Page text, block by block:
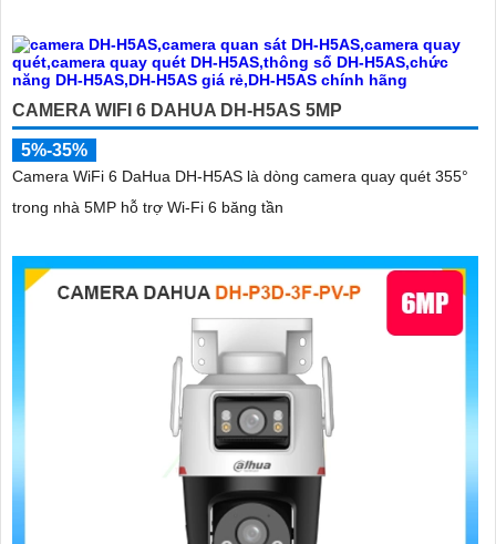
CAMERA WIFI 6 DAHUA DH-H5AS 5MP
5%-35%
Camera WiFi 6 DaHua DH-H5AS là dòng camera quay quét 355°
trong nhà 5MP hỗ trợ Wi-Fi 6 băng tần